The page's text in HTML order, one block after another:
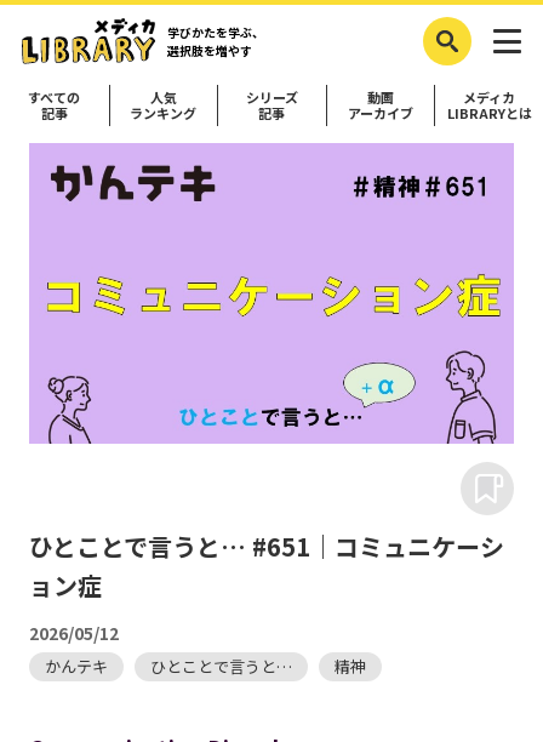
学びかたを学ぶ、
選択肢を増やす
すべての
記事
人気
ランキング
シリーズ
記事
動画
アーカイブ
メディカ
LIBRARYとは
ひとことで言うと… #651｜コミュニケーシ
ョン症
2026/05/12
かんテキ ひとことで言うと… 精神